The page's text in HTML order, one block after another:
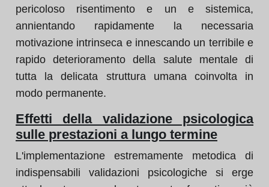
pericoloso risentimento e un e sistemica,
annientando rapidamente la necessaria
motivazione intrinseca e innescando un terribile e
rapido deterioramento della salute mentale di
tutta la delicata struttura umana coinvolta in
modo permanente.
Effetti della validazione psicologica
sulle prestazioni a lungo termine
L'implementazione estremamente metodica di
indispensabili validazioni psicologiche si erge